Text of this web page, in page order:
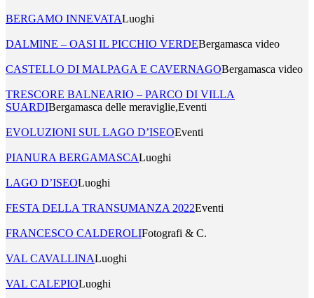
BERGAMO INNEVATALuoghi
DALMINE – OASI IL PICCHIO VERDEBergamasca video
CASTELLO DI MALPAGA E CAVERNAGOBergamasca video
TRESCORE BALNEARIO – PARCO DI VILLA
SUARDIBergamasca delle meraviglie,Eventi
EVOLUZIONI SUL LAGO D’ISEOEventi
PIANURA BERGAMASCALuoghi
LAGO D’ISEOLuoghi
FESTA DELLA TRANSUMANZA 2022Eventi
FRANCESCO CALDEROLIFotografi & C.
VAL CAVALLINALuoghi
VAL CALEPIOLuoghi